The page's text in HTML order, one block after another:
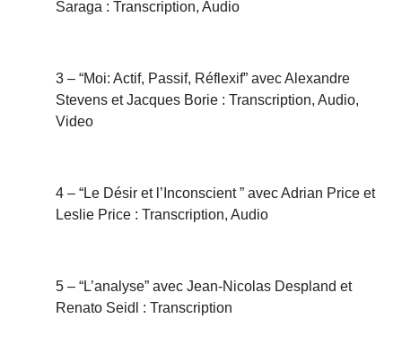
Saraga : Transcription, Audio
3 – “Moi: Actif, Passif, Réflexif” avec Alexandre
Stevens et Jacques Borie : Transcription, Audio,
Video
4 – “Le Désir et l’Inconscient ” avec Adrian Price et
Leslie Price : Transcription, Audio
5 – “L’analyse” avec Jean-Nicolas Despland et
Renato Seidl : Transcription